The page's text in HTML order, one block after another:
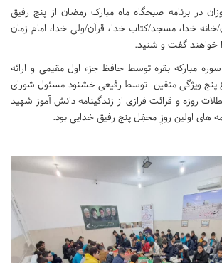
در برنامه صبحگاه ماه مبارک رمضان از پنج رفیق
خانه خدا، مسجد/کتاب خدا، قرآن/ولی خدا، امام زمان
گفت و شنید.
مبارکه بقره توسط حافظ جزء اول مقیمی و ارائه
پنج ویژگی متقین توسط رفیعی خشنود مسئول شورای
روزه و قرائت فرازی از زندگینامه دانش آموز شهید
های اولین روزِ محفِل پنج رفیق خدایی بود.